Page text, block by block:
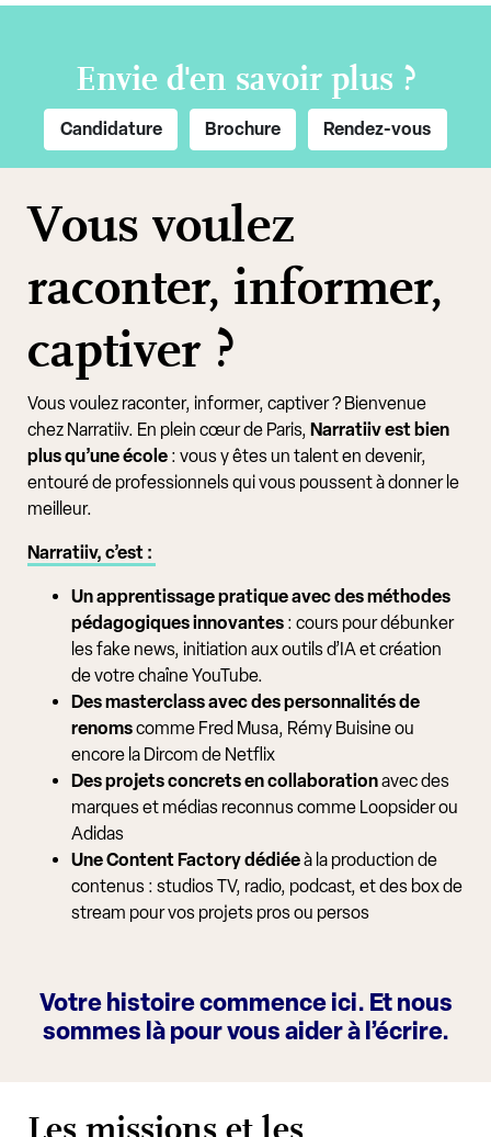
Envie d'en savoir plus ?
Candidature Brochure Rendez-vous
Vous voulez
raconter, informer,
captiver ?
Vous voulez raconter, informer, captiver ? Bienvenue
chez Narratiiv. En plein cœur de Paris, Narratiiv est bien
plus qu’une école : vous y êtes un talent en devenir,
entouré de professionnels qui vous poussent à donner le
meilleur.
Narratiiv, c’est :
Un apprentissage pratique avec des méthodes
pédagogiques innovantes : cours pour débunker
les fake news, initiation aux outils d’IA et création
de votre chaîne YouTube.
Des masterclass avec des personnalités de
renomscomme Fred Musa, Rémy Buisine ou
encore la Dircom de Netflix
Des projets concrets en collaborationavec des
marques et médias reconnus comme Loopsider ou
Adidas
Une Content Factory dédiéeà la production de
contenus : studios TV, radio, podcast, et des box de
stream pour vos projets pros ou persos
Votre histoire commence ici. Et nous
sommes là pour vous aider à l’écrire.